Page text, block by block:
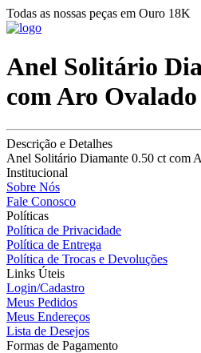
Todas as nossas peças em Ouro 18K
Anel Solitário
com Aro
Descrição e Detalhes
Anel Solitário Diamante 0.50 ct com
Institucional
Sobre Nós
Fale Conosco
Políticas
Política de Privacidade
Política de Entrega
Política de Trocas e Devoluções
Links Úteis
Login/Cadastro
Meus Pedidos
Meus Endereços
Lista de Desejos
Formas de Pagamento